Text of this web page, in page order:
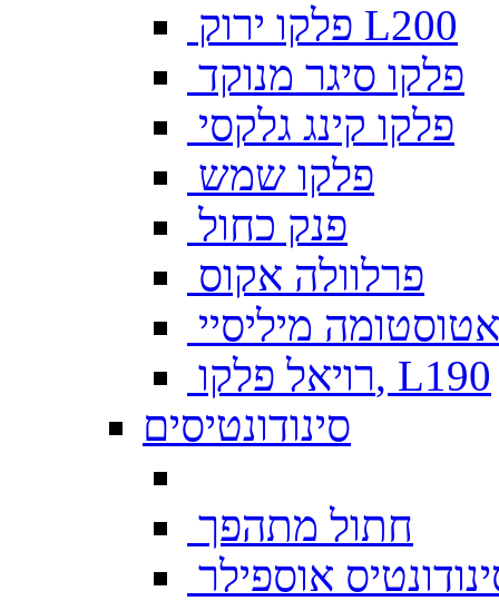
פלקו ירוק L200
פלקו סיגר מנוקד
פלקו קינג גלקסי
פלקו שמש
פנק כחול
פרלוולה אקוס
מיליסיי
רויאל פלקו, L190
סינודונטיסים
חתול מתהפך
אוספילר